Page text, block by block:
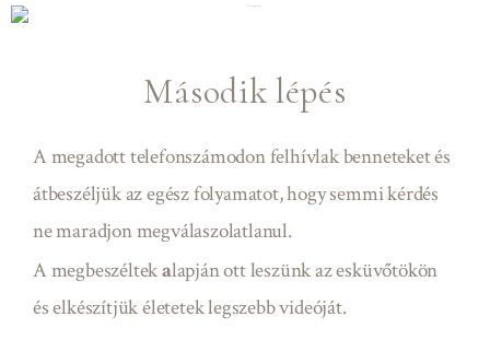
Második lépés
A megadott telefonszámodon felhívlak benneteket és
átbeszéljük az egész folyamatot, hogy semmi kérdés
ne maradjon megválaszolatlanul.
A megbeszéltekalapján ott leszünk az esküvőtökön
és elkészítjük életetek legszebb videóját.